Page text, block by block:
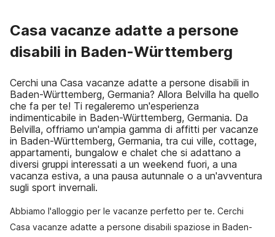
Casa vacanze adatte a persone
disabili in Baden-Württemberg
Cerchi una Casa vacanze adatte a persone disabili in
Baden-Württemberg, Germania? Allora Belvilla ha quello
che fa per te! Ti regaleremo un'esperienza
indimenticabile in Baden-Württemberg, Germania. Da
Belvilla, offriamo un'ampia gamma di affitti per vacanze
in Baden-Württemberg, Germania, tra cui ville, cottage,
appartamenti, bungalow e chalet che si adattano a
diversi gruppi interessati a un weekend fuori, a una
vacanza estiva, a una pausa autunnale o a un'avventura
sugli sport invernali.
Abbiamo l'alloggio per le vacanze perfetto per te. Cerchi
Casa vacanze adatte a persone disabili spaziose in Baden-